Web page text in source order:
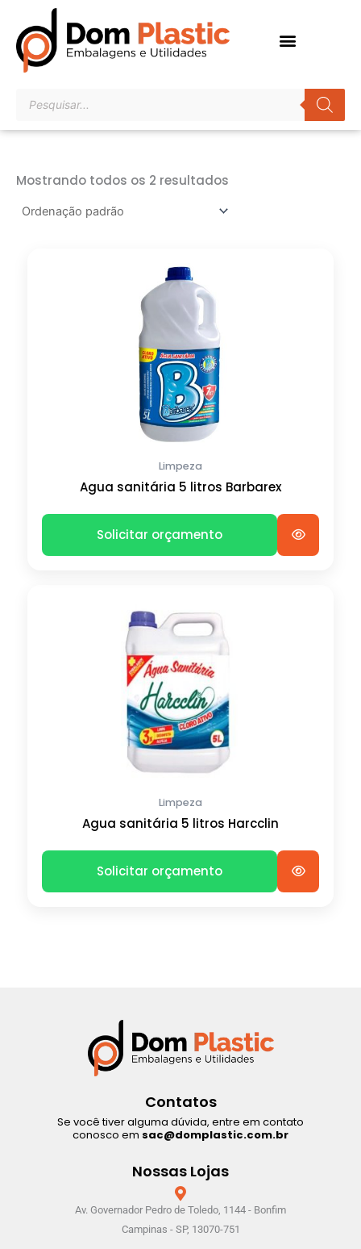
para
conteúdo
produtos
Mostrando todos os 2 resultados
Limpeza
Agua sanitária 5 litros Barbarex
Solicitar orçamento
Limpeza
Agua sanitária 5 litros Harcclin
Solicitar orçamento
Contatos
Se você tiver alguma dúvida, entre em contato
conosco em sac@domplastic.com.br
Nossas Lojas
Av. Governador Pedro de Toledo, 1144 - Bonfim
Campinas - SP, 13070-751